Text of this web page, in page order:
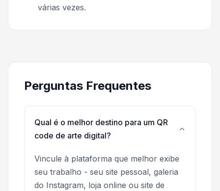
várias vezes.
Perguntas Frequentes
Qual é o melhor destino para um QR
code de arte digital?
Vincule à plataforma que melhor exibe
seu trabalho - seu site pessoal, galeria
do Instagram, loja online ou site de